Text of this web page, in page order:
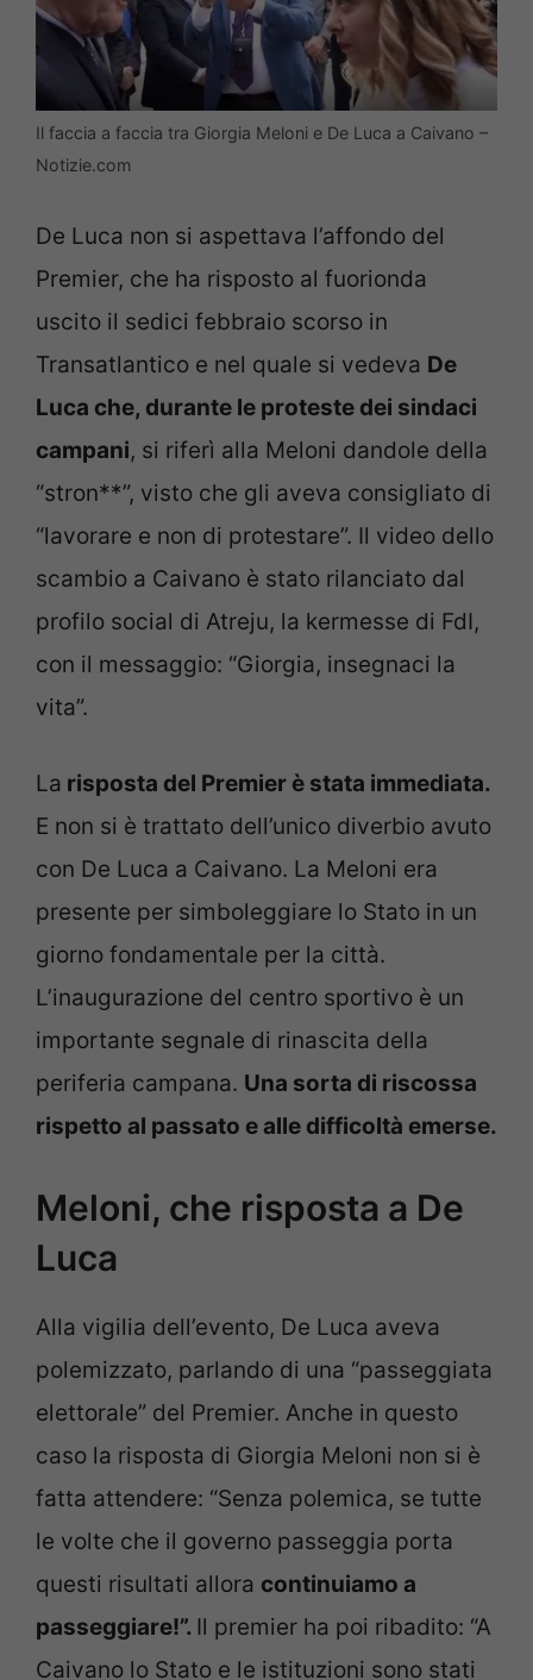
Il faccia a faccia tra Giorgia Meloni e De Luca a Caivano –
Notizie.com
De Luca non si aspettava l’affondo del
Premier, che ha risposto al fuorionda
uscito il sedici febbraio scorso in
Transatlantico e nel quale si vedeva De
Luca che, durante le proteste dei sindaci
campani, si riferì alla Meloni dandole della
“stron**”, visto che gli aveva consigliato di
“lavorare e non di protestare”. Il video dello
scambio a Caivano è stato rilanciato dal
profilo social di Atreju, la kermesse di FdI,
con il messaggio: “Giorgia, insegnaci la
vita”.
La risposta del Premier è stata immediata.
E non si è trattato dell’unico diverbio avuto
con De Luca a Caivano. La Meloni era
presente per simboleggiare lo Stato in un
giorno fondamentale per la città.
L’inaugurazione del centro sportivo è un
importante segnale di rinascita della
periferia campana. Una sorta di riscossa
rispetto al passato e alle difficoltà emerse.
Meloni, che risposta a De
Luca
Alla vigilia dell’evento, De Luca aveva
polemizzato, parlando di una “passeggiata
elettorale” del Premier. Anche in questo
caso la risposta di Giorgia Meloni non si è
fatta attendere: “Senza polemica, se tutte
le volte che il governo passeggia porta
questi risultati allora continuiamo a
passeggiare!”. Il premier ha poi ribadito: “A
Caivano lo Stato e le istituzioni sono stati